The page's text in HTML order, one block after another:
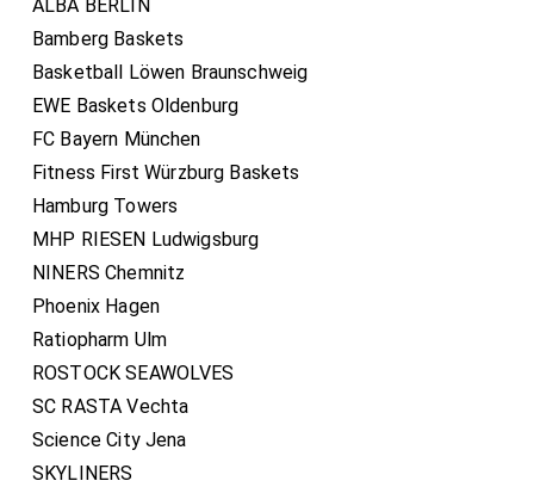
ALBA BERLIN
Bamberg Baskets
Basketball Löwen Braunschweig
EWE Baskets Oldenburg
FC Bayern München
Fitness First Würzburg Baskets
Hamburg Towers
MHP RIESEN Ludwigsburg
NINERS Chemnitz
Phoenix Hagen
Ratiopharm Ulm
ROSTOCK SEAWOLVES
SC RASTA Vechta
Science City Jena
SKYLINERS